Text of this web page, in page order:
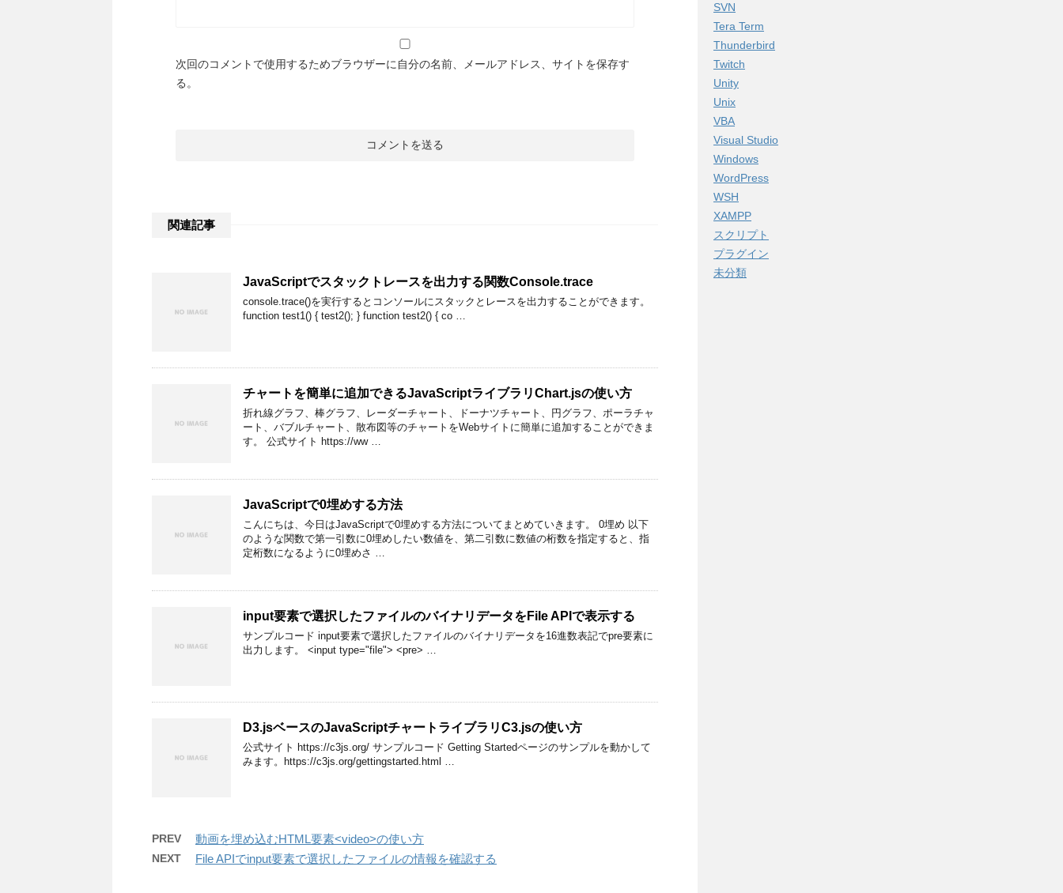
次回のコメントで使用するためブラウザーに自分の名前、メールアドレス、サイトを保存す
る。
関連記事
JavaScriptでスタックトレースを出力する関数Console.trace
console.trace()を実行するとコンソールにスタックとレースを出力することができます。
function test1() { test2(); } function test2() { co …
チャートを簡単に追加できるJavaScriptライブラリChart.jsの使い方
折れ線グラフ、棒グラフ、レーダーチャート、ドーナツチャート、円グラフ、ポーラチャ
ート、バブルチャート、散布図等のチャートをWebサイトに簡単に追加することができま
す。 公式サイト https://ww …
JavaScriptで0埋めする方法
こんにちは、今日はJavaScriptで0埋めする方法についてまとめていきます。 0埋め 以下
のような関数で第一引数に0埋めしたい数値を、第二引数に数値の桁数を指定すると、指
定桁数になるように0埋めさ …
input要素で選択したファイルのバイナリデータをFile APIで表示する
サンプルコード input要素で選択したファイルのバイナリデータを16進数表記でpre要素に
出力します。 <input type="file"> <pre> …
D3.jsベースのJavaScriptチャートライブラリC3.jsの使い方
公式サイト https://c3js.org/ サンプルコード Getting Startedページのサンプルを動かして
みます。https://c3js.org/gettingstarted.html …
PREV 動画を埋め込むHTML要素<video>の使い方
NEXT File APIでinput要素で選択したファイルの情報を確認する
SVN
Tera Term
Thunderbird
Twitch
Unity
Unix
VBA
Visual Studio
Windows
WordPress
WSH
XAMPP
スクリプト
プラグイン
未分類